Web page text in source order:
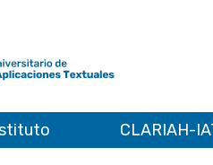
CLARIAH-
/ Current projects